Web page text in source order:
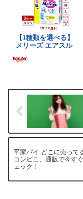
平家パイ どこに売って
コンビニ、通販で今す
ェック！